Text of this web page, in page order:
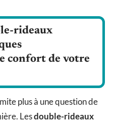
rideaux
confort de votre
plus à une question de
Lesdouble-rideaux